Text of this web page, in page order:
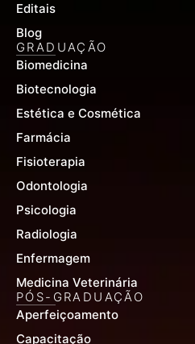
Editais
Blog
GRADUAÇÃO
Biomedicina
Biotecnologia
Estética e Cosmética
Farmácia
Fisioterapia
Odontologia
Psicologia
Radiologia
Enfermagem
Medicina Veterinária
PÓS-GRADUAÇÃO
Aperfeiçoamento
Capacitação